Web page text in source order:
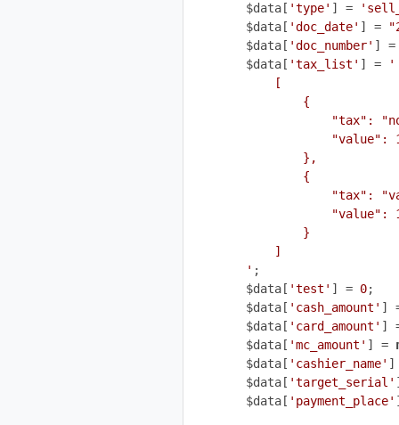
$data[ 'type' ] =
$data[ 'doc_date' ] =
$data[ 'doc_number' ]
$data[ 'tax_list' ] =
'
    [
        {
"tax":
"value":
        },
        {
"tax":
"value":
        }
    ]
' ;
$data[ 'test' ] = 0;
$data[ 'cash_amount' ]
$data[ 'card_amount' ]
$data[ 'mc_amount' ] =
$data[ 'cashier_name' ]
$data[ 'target_serial'
$data[ 'payment_place'